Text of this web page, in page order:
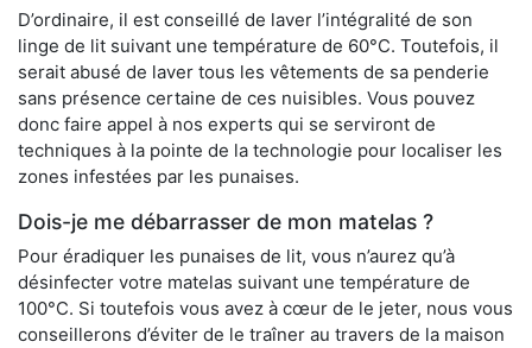
D’ordinaire, il est conseillé de laver l’intégralité de son
linge de lit suivant une température de 60°C. Toutefois, il
serait abusé de laver tous les vêtements de sa penderie
sans présence certaine de ces nuisibles. Vous pouvez
donc faire appel à nos experts qui se serviront de
techniques à la pointe de la technologie pour localiser les
zones infestées par les punaises.
Dois-je me débarrasser de mon matelas ?
Pour éradiquer les punaises de lit, vous n’aurez qu’à
désinfecter votre matelas suivant une température de
100°C. Si toutefois vous avez à cœur de le jeter, nous vous
conseillerons d’éviter de le traîner au travers de la maison